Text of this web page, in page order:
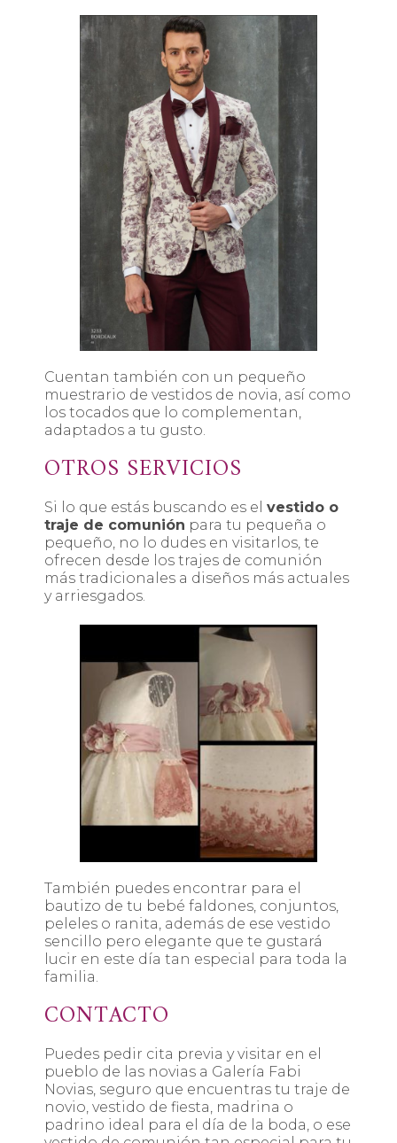
Cuentan también con un pequeño
muestrario de vestidos de novia, así como
los tocados que lo complementan,
adaptados a tu gusto.
OTROS SERVICIOS
Si lo que estás buscando es el vestido o
traje de comunión para tu pequeña o
pequeño, no lo dudes en visitarlos, te
ofrecen desde los trajes de comunión
más tradicionales a diseños más actuales
y arriesgados.
También puedes encontrar para el
bautizo de tu bebé faldones, conjuntos,
peleles o ranita, además de ese vestido
sencillo pero elegante que te gustará
lucir en este día tan especial para toda la
familia.
CONTACTO
Puedes pedir cita previa y visitar en el
pueblo de las novias a Galería Fabi
Novias, seguro que encuentras tu traje de
novio, vestido de fiesta, madrina o
padrino ideal para el día de la boda, o ese